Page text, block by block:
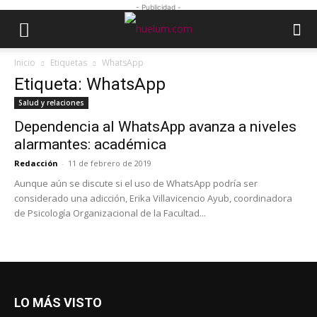
- Publicidad -
Inicio Etiquetas WhatsApp
Etiqueta: WhatsApp
Salud y relaciones
Dependencia al WhatsApp avanza a niveles
alarmantes: académica
Redacción - 11 de febrero de 2019
Aunque aún se discute si el uso de WhatsApp podría ser
considerado una adicción, Erika Villavicencio Ayub, coordinadora
de Psicología Organizacional de la Facultad...
LO MÁS VISTO